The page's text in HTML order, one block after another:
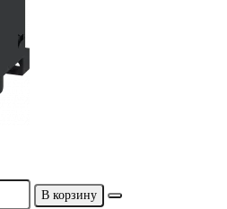
В корзину